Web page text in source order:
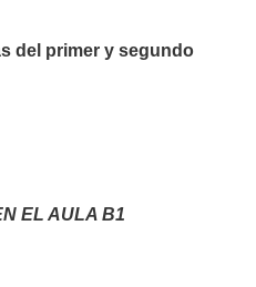
del primer y segundo
EN EL AULA B1